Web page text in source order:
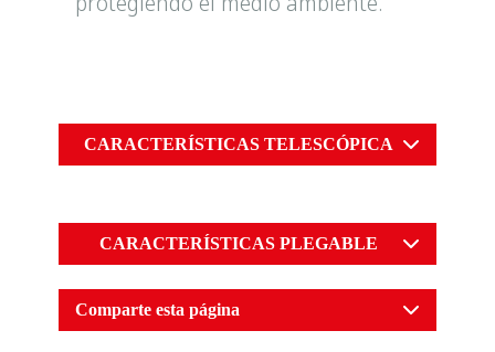
CARACTERÍSTICAS TELESCÓPICA
CARACTERÍSTICAS PLEGABLE
Comparte esta página